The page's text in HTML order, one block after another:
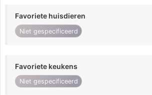
Favoriete huisdieren
Niet gespecificeerd
Favoriete keukens
Niet gespecificeerd